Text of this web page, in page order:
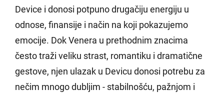
Device i donosi potpuno drugačiju energiju u
odnose, finansije i način na koji pokazujemo
emocije. Dok Venera u prethodnim znacima
često traži veliku strast, romantiku i dramatične
gestove, njen ulazak u Devicu donosi potrebu za
nečim mnogo dubljim - stabilnošću, pažnjom i